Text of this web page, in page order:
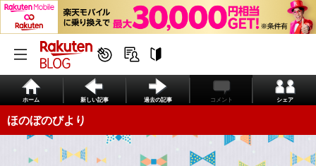
ホーム 新しい記事 過去の記事 コメント シェア
ほのぼのびより